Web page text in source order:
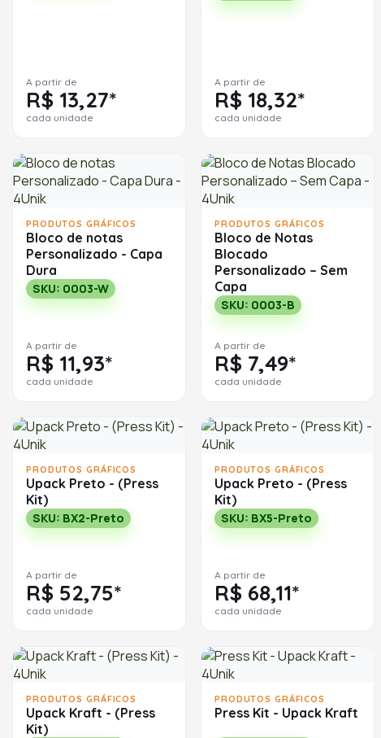
A partir de
R$ 13,27*
cada unidade
A partir de
R$ 18,32*
cada unidade
PRODUTOS GRÁFICOS
Bloco de notas
Personalizado - Capa
Dura
SKU: 0003-W
A partir de
R$ 11,93*
cada unidade
PRODUTOS GRÁFICOS
Bloco de Notas
Blocado
Personalizado – Sem
Capa
SKU: 0003-B
A partir de
R$ 7,49*
cada unidade
PRODUTOS GRÁFICOS
Upack Preto - (Press
Kit)
SKU: BX2-Preto
A partir de
R$ 52,75*
cada unidade
PRODUTOS GRÁFICOS
Upack Preto - (Press
Kit)
SKU: BX5-Preto
A partir de
R$ 68,11*
cada unidade
PRODUTOS GRÁFICOS
Upack Kraft - (Press
Kit)
PRODUTOS GRÁFICOS
Press Kit - Upack Kraft